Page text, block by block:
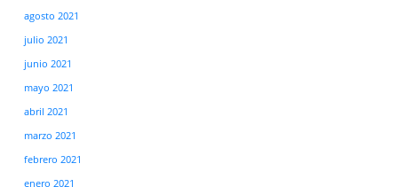
agosto 2021
julio 2021
junio 2021
mayo 2021
abril 2021
marzo 2021
febrero 2021
enero 2021